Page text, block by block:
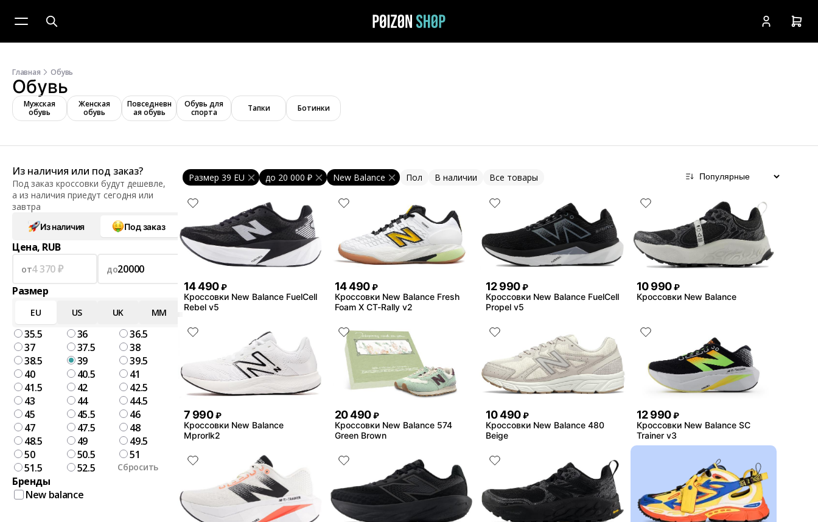
Главная Обувь
Обувь
Мужская
обувь
Женская
обувь
Повседневн
ая обувь
Обувь для
спорта
Тапки Ботинки
Из наличия или под заказ?
Под заказ кроссовки будут дешевле,
а из наличия приедут сегодня или
завтра
Из наличия Под заказ
Цена, RUB
от до
Размер
EU US UK MM
35.5 36
36.5
37
37.5
38
38.5
39
39.5
40
40.5
41
41.5
42
42.5
43
44
44.5
45
45.5
46
47
47.5
48
48.5
49
49.5
50
50.5
51
51.5
52.5 Сбросить
Бренды
New balance
Размер 39 EU до 20 000 ₽ Пол
New Balance В наличии Все товары
14 490 ₽
Кроссовки New Balance FuelCell
Rebel v5
14 490 ₽
Кроссовки New Balance Fresh
Foam X CT-Rally v2
12 990 ₽
Кроссовки New Balance FuelCell
Propel v5
10 990 ₽
Кроссовки New Balance
7 990 ₽
Кроссовки New Balance
Mprorlk2
20 490 ₽
Кроссовки New Balance 574
Green Brown
10 490 ₽
Кроссовки New Balance 480
Beige
12 990 ₽
Кроссовки New Balance SC
Trainer v3